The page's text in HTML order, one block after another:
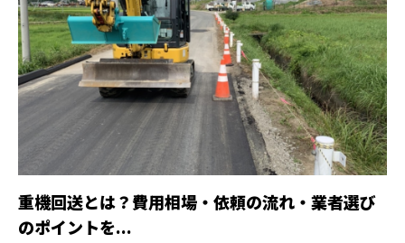
重機回送とは？費用相場・依頼の流れ・業者選び
のポイントを...